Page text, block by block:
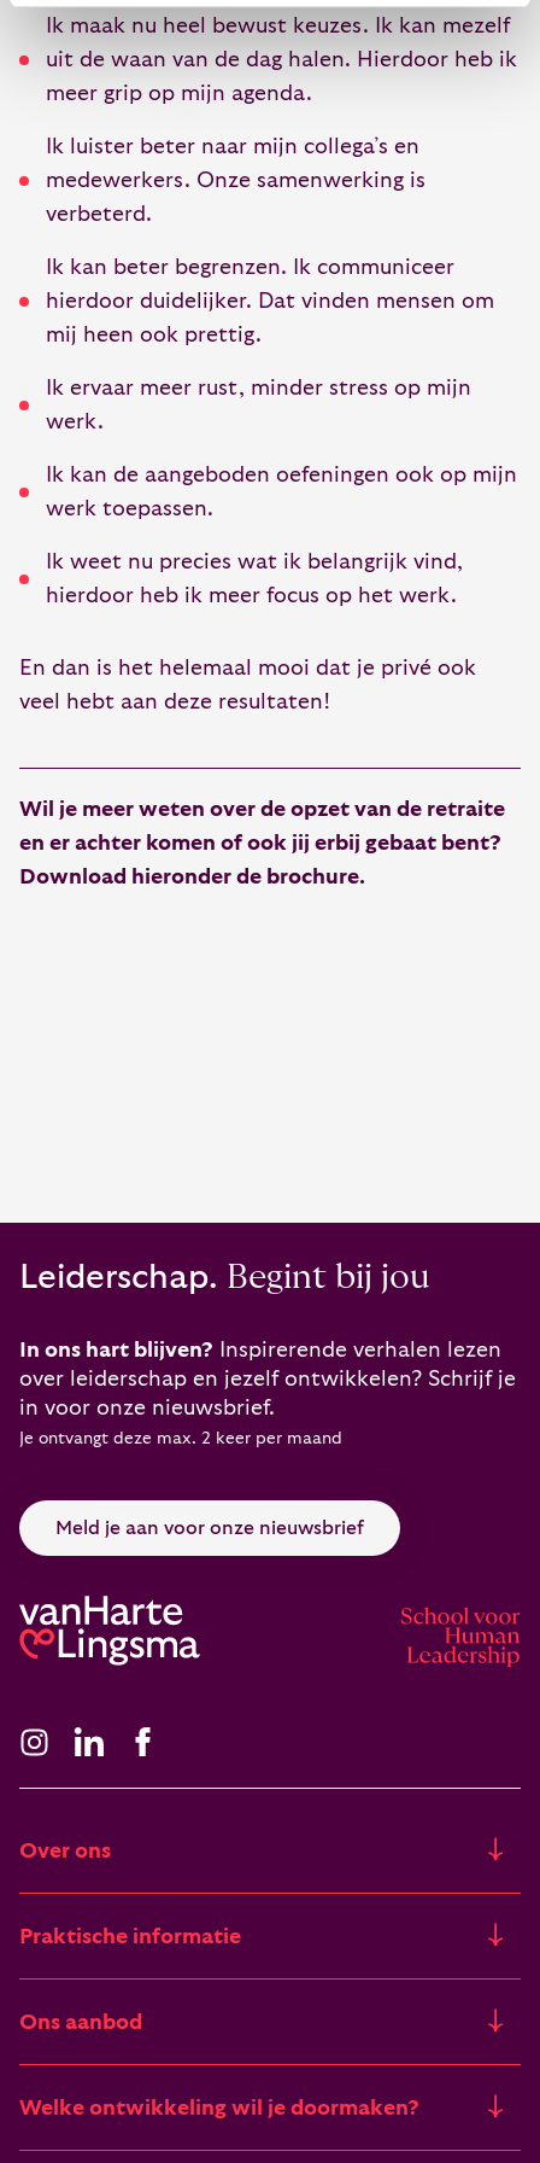
Ik maak nu heel bewust keuzes. Ik kan mezelf
uit de waan van de dag halen. Hierdoor heb ik
meer grip op mijn agenda.
Ik luister beter naar mijn collega’s en
medewerkers. Onze samenwerking is
verbeterd.
Ik kan beter begrenzen. Ik communiceer
hierdoor duidelijker. Dat vinden mensen om
mij heen ook prettig.
Ik ervaar meer rust, minder stress op mijn
werk.
Ik kan de aangeboden oefeningen ook op mijn
werk toepassen.
Ik weet nu precies wat ik belangrijk vind,
hierdoor heb ik meer focus op het werk.
En dan is het helemaal mooi dat je privé ook
veel hebt aan deze resultaten!
Wil je meer weten over de opzet van de retraite
en er achter komen of ook jij erbij gebaat bent?
Download hieronder de brochure.
Leiderschap. Begint bij jou
In ons hart blijven? Inspirerende verhalen lezen
over leiderschap en jezelf ontwikkelen? Schrijf je
in voor onze nieuwsbrief.
Je ontvangt deze max. 2 keer per maand
Meld je aan voor onze nieuwsbrief
Over ons
Artikelen & verhalen
Praktische informatie
Begrippenlijst
Ons aanbod
Welke ontwikkeling wil je doormaken?